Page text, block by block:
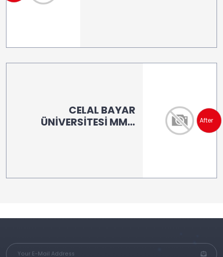
CELAL BAYAR
ÜNİVERSİTESİ MMF.
After